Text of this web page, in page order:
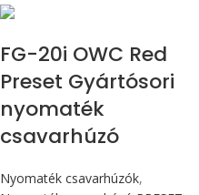
FG-20i OWC Red
Preset Gyártósori
nyomaték
csavarhúzó
Nyomaték csavarhúzók,